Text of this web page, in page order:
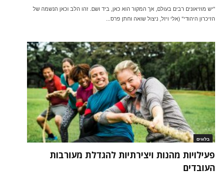
"יש מוזיאונים רבים בעולם, אך המקור הוא כאן, ביד ושם. זהו הלב וכאן הנשמה של
הזיכרון היהודי" (אלי ויזל, ניצול שואה וחתן פרס...
בלוגים
פעילויות מהנות ויצירתיות להגדלת מעורבות
העובדים